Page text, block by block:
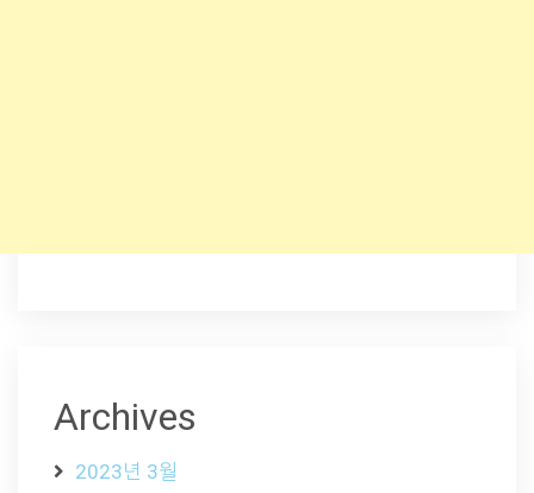
Archives
2023년 3월